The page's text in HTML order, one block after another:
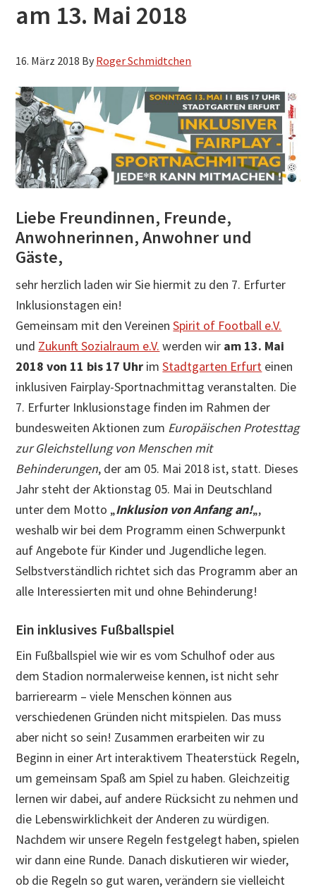
u
h
am 13. Mai 2018
16. März 2018 By Roger Schmidtchen
Liebe Freundinnen, Freunde,
Anwohnerinnen, Anwohner und
Gäste,
sehr herzlich laden wir Sie hiermit zu den 7. Erfurter
Inklusionstagen ein!
Gemeinsam mit den VereinenSpirit of Football e.V.
und Zukunft Sozialraum e.V. werden wir am 13. Mai
2018 von 11 bis 17 Uhr imStadtgarten Erfurt einen
inklusiven Fairplay-Sportnachmittag veranstalten. Die
7. Erfurter Inklusionstage finden im Rahmen der
bundesweiten Aktionen zum Europäischen Protesttag
zur Gleichstellung von Menschen mit
Behinderungen, der am 05. Mai 2018 ist, statt. Dieses
Jahr steht der Aktionstag 05. Mai in Deutschland
unter dem Motto „Inklusion von Anfang an!„,
weshalb wir bei dem Programm einen Schwerpunkt
auf Angebote für Kinder und Jugendliche legen.
Selbstverständlich richtet sich das Programm aber an
alle Interessierten mit und ohne Behinderung!
Ein inklusives Fußballspiel
Ein Fußballspiel wie wir es vom Schulhof oder aus
dem Stadion normalerweise kennen, ist nicht sehr
barrierearm – viele Menschen können aus
verschiedenen Gründen nicht mitspielen. Das muss
aber nicht so sein! Zusammen erarbeiten wir zu
Beginn in einer Art interaktivem Theaterstück Regeln,
um gemeinsam Spaß am Spiel zu haben. Gleichzeitig
lernen wir dabei, auf andere Rücksicht zu nehmen und
die Lebenswirklichkeit der Anderen zu würdigen.
Nachdem wir unsere Regeln festgelegt haben, spielen
wir dann eine Runde. Danach diskutieren wir wieder,
ob die Regeln so gut waren, verändern sie vielleicht